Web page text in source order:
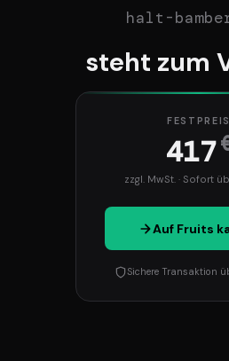
halt-
steht zum
FESTPREIS
417
zzgl. MwSt. · Sofort
Auf Fruits
Sichere Transaktion